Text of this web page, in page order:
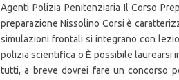
Agenti Polizia Penitenziaria Il Corso
preparazione Nissolino Corsi è
simulazioni frontali si integrano con
polizia scientifica o È possibile laurearsi
tutti, a breve dovrei fare un concorso